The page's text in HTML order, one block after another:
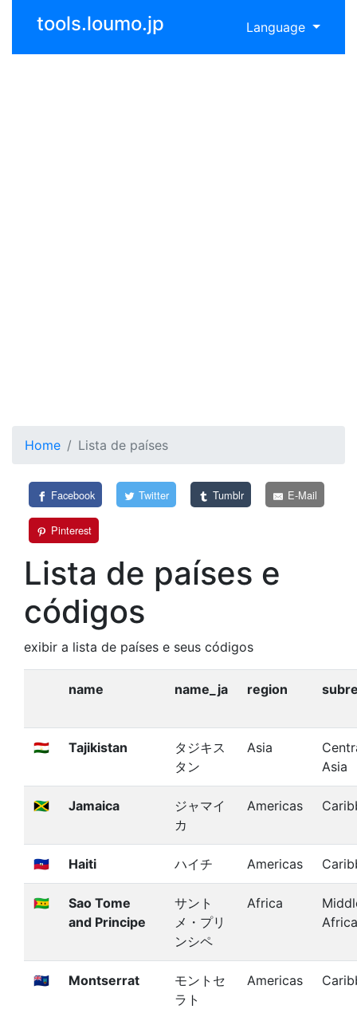
tools.loumo.jp Language
Home Lista de países
Facebook Twitter Tumblr E-Mail
Pinterest
Lista de países e
códigos
exibir a lista de países e seus códigos
name name_ja region
🇹🇯 Tajikistan
タジキス
タン
Asia
Asia
🇯🇲 Jamaica
ジャマイ
カ
Americas
🇭🇹 Haiti ハイチ Americas
🇸🇹
Sao Tome
and Principe
サント
メ・プリ
ンシペ
Africa
Africa
🇲🇸 Montserrat
モントセ
ラト
Americas